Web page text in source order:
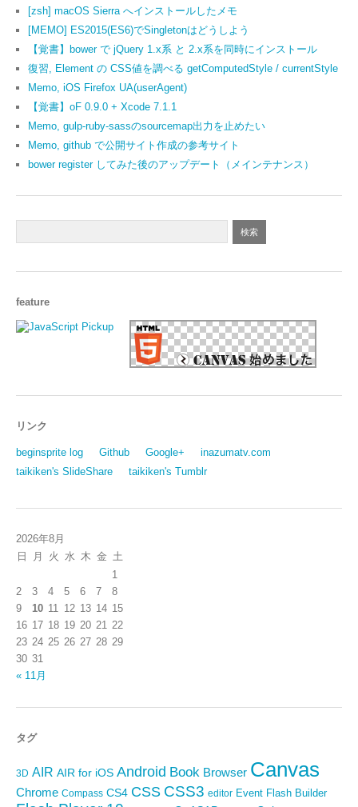
[zsh] macOS Sierra へインストールしたメモ
[MEMO] ES2015(ES6)でSingletonはどうしよう
【覚書】bower で jQuery 1.x系 と 2.x系を同時にインストール
復習, Element の CSS値を調べる getComputedStyle / currentStyle
Memo, iOS Firefox UA(userAgent)
【覚書】oF 0.9.0 + Xcode 7.1.1
Memo, gulp-ruby-sassのsourcemap出力を止めたい
Memo, github で公開サイト作成の参考サイト
bower register してみた後のアップデート（メインテナンス）
feature
リンク
beginsprite log Github Google+
inazumatv.com
taikiken's SlideShare
taikiken's Tumblr
2026年8月
日
月 火 水 木 金 土
1
2
3 4 5 6 7
8
9
10 11 12 13 14 15
16 17 18 19 20 21 22
23 24 25 26 27 28 29
30 31
« 11月
タグ
3D AIR AIR for iOS Android Book Browser Canvas
Chrome Compass CS4 CSS CSS3 editor Event Flash Builder